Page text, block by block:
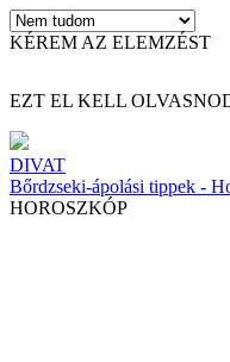
KÉREM AZ ELEMZÉST
EZT EL KELL
DIVAT
Bőrdzseki-ápolási tippek -
HOROSZKÓP